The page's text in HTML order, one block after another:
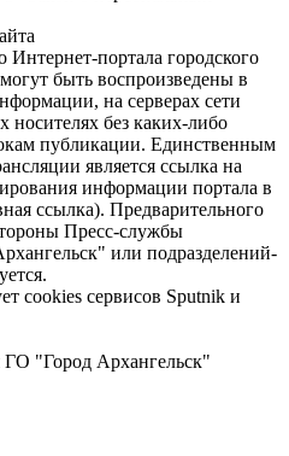
портала городского
быть воспроизведены в
на серверах сети
без каких-либо
публикации. Единственным
является ссылка на
информации портала в
ссылка). Предварительного
Пресс-службы
или подразделений-
cookies сервисов Sputnik и
"Город Архангельск"